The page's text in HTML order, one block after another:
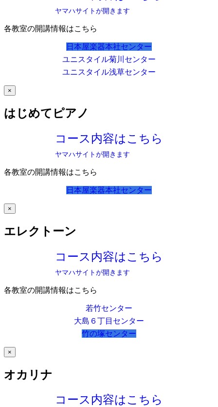
ヤマハサイトが開きます
各教室の開講情報はこちら
日本屋楽器本社センター
ユニスタイル菊川センター
ユニスタイル浅草センター
×
はじめてピアノ
コース内容はこちら
ヤマハサイトが開きます
各教室の開講情報はこちら
日本屋楽器本社センター
×
エレクトーン
コース内容はこちら
ヤマハサイトが開きます
各教室の開講情報はこちら
若竹センター
大島６丁目センター
竹の塚センター
×
オカリナ
コース内容はこちら